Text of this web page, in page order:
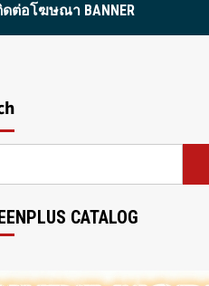
ดต่อโฆษณา BANNER
CATALOG